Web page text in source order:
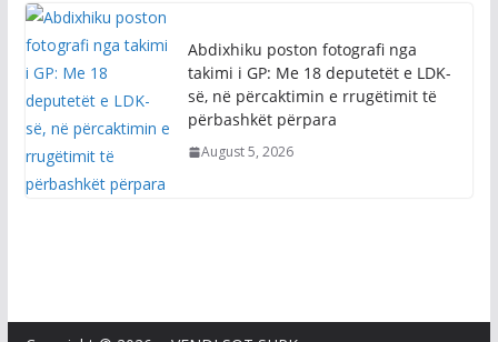
Abdixhiku poston fotografi nga
takimi i GP: Me 18 deputetët e LDK-
së, në përcaktimin e rrugëtimit të
përbashkët përpara
August 5, 2026